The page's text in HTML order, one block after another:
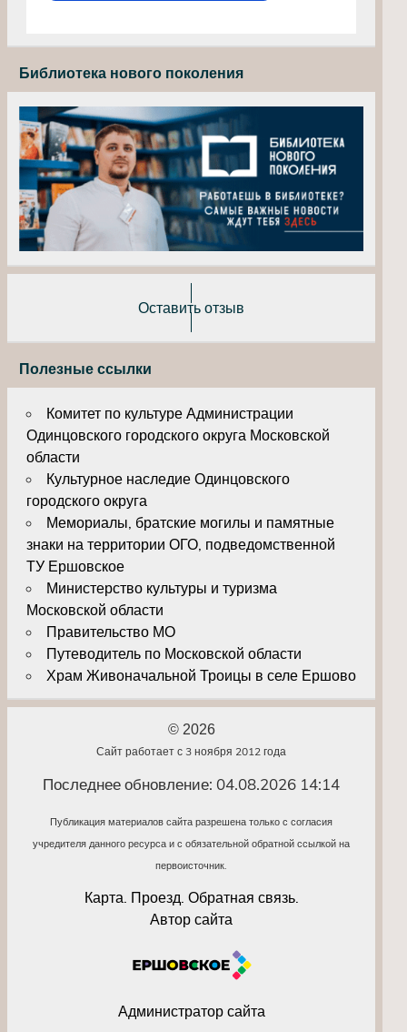
Библиотека нового поколения
Оставить отзыв
Полезные ссылки
Комитет по культуре Администрации
Одинцовского городского округа Московской
области
Культурное наследие Одинцовского
городского округа
Мемориалы, братские могилы и памятные
знаки на территории ОГО, подведомственной
ТУ Ершовское
Министерство культуры и туризма
Московской области
Правительство МО
Путеводитель по Московской области
Храм Живоначальной Троицы в селе Ершово
© 2026
Сайт работает с 3 ноября 2012 года
Последнее обновление: 04.08.2026 14:14
Публикация материалов сайта разрешена только с согласия
учредителя данного ресурса и с обязательной обратной ссылкой на
первоисточник.
Карта. Проезд. Обратная связь.
Автор сайта
Администратор сайта